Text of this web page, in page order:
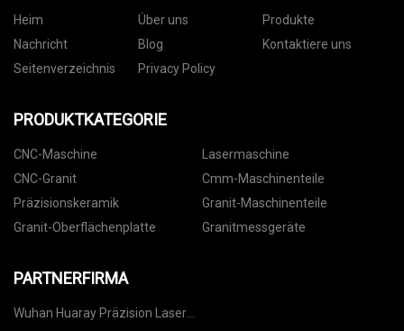
Heim Über uns
Produkte
Nachricht
Blog
Kontaktiere uns
Seitenverzeichnis
Privacy Policy
PRODUKTKATEGORIE
CNC-Maschine
Lasermaschine
CNC-Granit
Cmm-Maschinenteile
Präzisionskeramik
Granit-Maschinenteile
Granit-Oberflächenplatte
Granitmessgeräte
PARTNERFIRMA
Wuhan Huaray Präzision Laser